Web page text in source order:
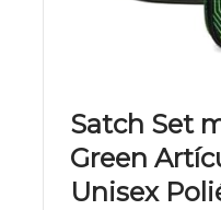
Satch Set
Green
Unisex